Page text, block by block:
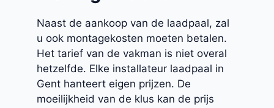
Naast de aankoop van de laadpaal, zal
u ook montagekosten moeten betalen.
Het tarief van de vakman is niet overal
hetzelfde. Elke installateur laadpaal in
Gent hanteert eigen prijzen. De
moeilijkheid van de klus kan de prijs